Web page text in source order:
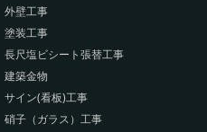
外壁工事
塗装工事
長尺塩ビシート張替工事
建築金物
サイン(看板)工事
硝子（ガラス）工事